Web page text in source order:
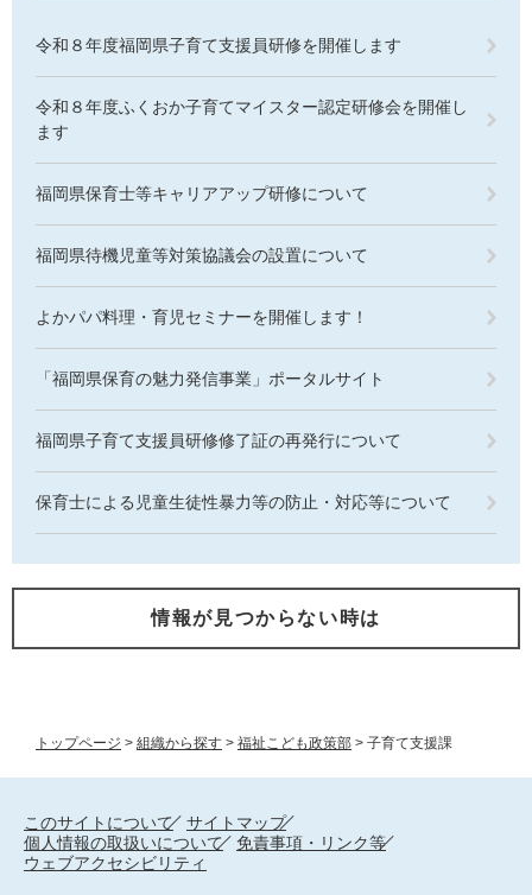
トップページ > 組織から探す > 福祉こども政策部 > 子育て支援課
令和８年度福岡県子育て支援員研修を開催します
令和８年度ふくおか子育てマイスター認定研修会を開催し
ます
福岡県保育士等キャリアアップ研修について
福岡県待機児童等対策協議会の設置について
よかパパ料理・育児セミナーを開催します！
「福岡県保育の魅力発信事業」ポータルサイト
福岡県子育て支援員研修修了証の再発行について
保育士による児童生徒性暴力等の防止・対応等について
情報が見つからない時は
このサイトについて
サイトマップ
個人情報の取扱いについて
免責事項・リンク等
ウェブアクセシビリティ